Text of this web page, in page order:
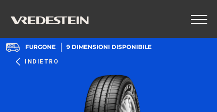
INDIETRO
FURGONE 9 DIMENSIONI DISPONIBILE